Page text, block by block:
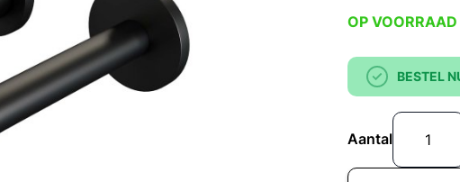
OP
BESTEL
Aantal